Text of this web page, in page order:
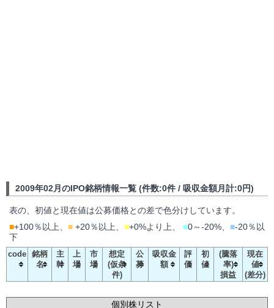
2009年02月のIPO銘柄情報一覧 (件数:0件 / 吸収金額月計:0円)
表の、初値と現在値は公募価格との差で色分けしています。
■+100％以上、 ■ +20％以上、 ■+0%より上、 ■0～-20%、 ■-20％以
下
code 銘柄
名
主
幹
上
場
市
場
想定
(仮条
件)
公
募
吸収金
額
評
価
初
値
(騰落
率)
損益
現在
値
(差分)
個別株リスト